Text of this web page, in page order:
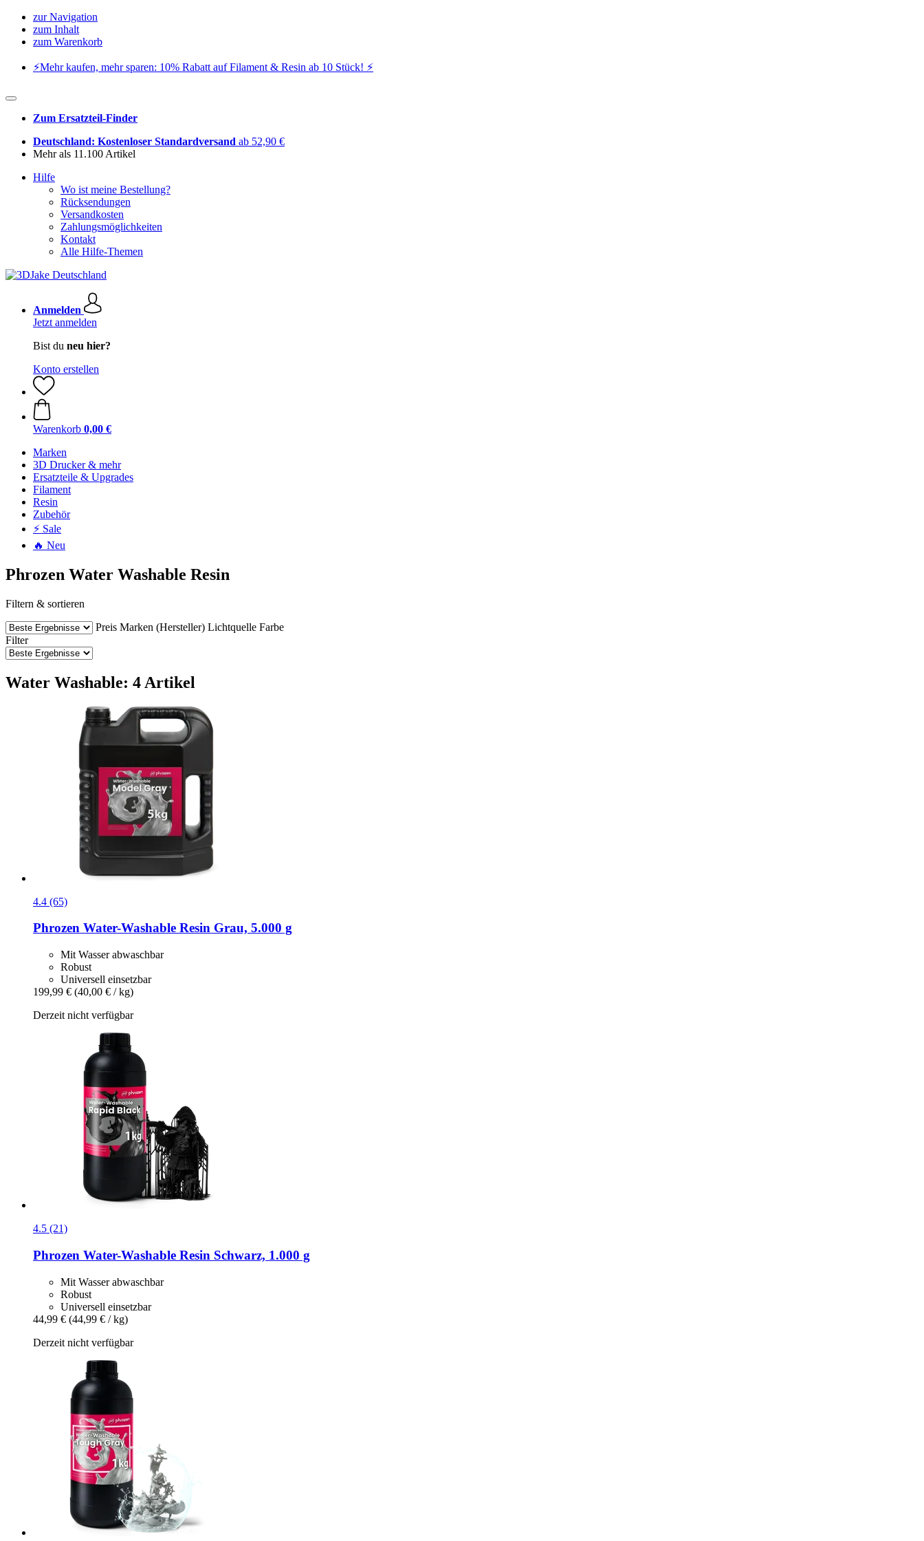
zur Navigation
zum Inhalt
zum Warenkorb
⚡️Mehr kaufen, mehr sparen: 10% Rabatt auf Filament & Resin ab 10 Stück! ⚡️
Zum Ersatzteil-Finder
Deutschland: Kostenloser Standardversand ab 52,90 €
Mehr als 11.100 Artikel
Hilfe
Wo ist meine Bestellung?
Rücksendungen
Versandkosten
Zahlungsmöglichkeiten
Kontakt
Alle Hilfe-Themen
Anmelden
Jetzt anmelden
Bist du neu hier?
Konto erstellen
Warenkorb 0,00 €
Marken
3D Drucker & mehr
Ersatzteile & Upgrades
Filament
Resin
Zubehör
⚡ Sale
🔥 Neu
Phrozen Water Washable Resin
Filtern & sortieren
Preis Marken (Hersteller) Lichtquelle Farbe
Filter
Water Washable: 4 Artikel
4.4 (65)
Phrozen Water-​Washable Resin Grau, 5.000 g
Mit Wasser abwaschbar
Robust
Universell einsetzbar
199,99 € (40,00 € / kg)
Derzeit nicht verfügbar
4.5 (21)
Phrozen Water-​Washable Resin Schwarz, 1.000 g
Mit Wasser abwaschbar
Robust
Universell einsetzbar
44,99 € (44,99 € / kg)
Derzeit nicht verfügbar